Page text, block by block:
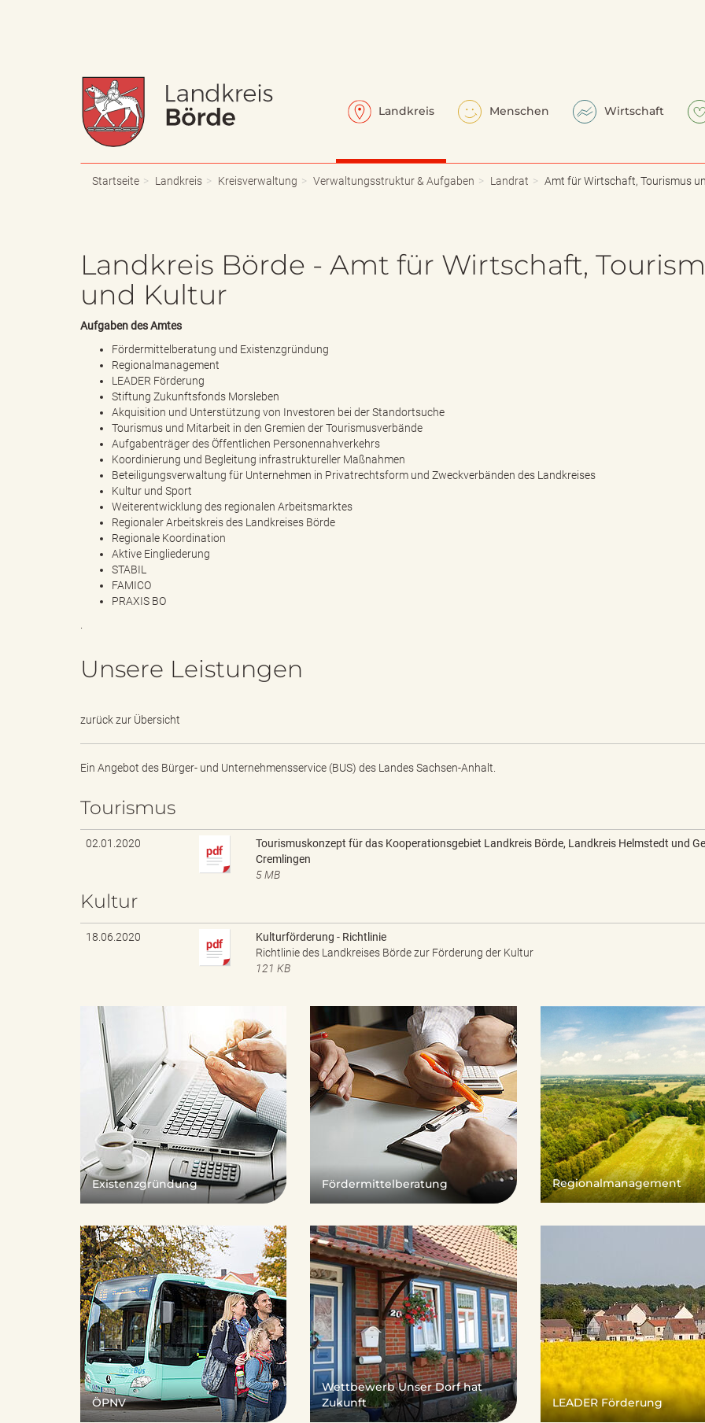
a
p
p
e
n
d
c
h
f
"
a
n
d
k
r
e
i
Landkreis Menschen Wirtschaft
Startseite Landkreis Kreisverwaltung Verwaltungsstruktur & Aufgaben Landrat Amt für Wirtschaft, Tourismus
Landkreis Börde - Amt für Wirtschaft,
und Kultur
Aufgaben des Amtes
Fördermittelberatung und Existenzgründung
Regionalmanagement
LEADER Förderung
Stiftung Zukunftsfonds Morsleben
Akquisition und Unterstützung von Investoren bei der Standortsuche
Tourismus und Mitarbeit in den Gremien der Tourismusverbände
Aufgabenträger des Öffentlichen Personennahverkehrs
Koordinierung und Begleitung infrastruktureller Maßnahmen
Beteiligungsverwaltung für Unternehmen in Privatrechtsform und Zweckverbänden des Landkreises
Kultur und Sport
Weiterentwicklung des regionalen Arbeitsmarktes
Regionaler Arbeitskreis des Landkreises Börde
Regionale Koordination
Aktive Eingliederung
STABIL
FAMICO
PRAXIS BO
.
Unsere Leistungen
zurück zur Übersicht
Ein Angebot des Bürger- und Unternehmensservice (BUS) des Landes Sachsen-Anhalt.
Tourismus
02.01.2020
Tourismuskonzept für das Kooperationsgebiet Landkreis Börde, Landkreis Helmstedt und
Cremlingen
5 MB
Kultur
18.06.2020
Kulturförderung - Richtlinie
Richtlinie des Landkreises Börde zur Förderung der Kultur
121 KB
Existenzgründung Fördermittelberatung Regionalmanagement
ÖPNV
Wettbewerb Unser Dorf hat
Zukunft
LEADER Förderung